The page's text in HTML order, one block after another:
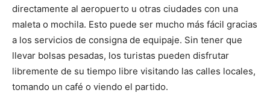
directamente al aeropuerto u otras ciudades con una
maleta o mochila. Esto puede ser mucho más fácil gracias
a los servicios de consigna de equipaje. Sin tener que
llevar bolsas pesadas, los turistas pueden disfrutar
libremente de su tiempo libre visitando las calles locales,
tomando un café o viendo el partido.